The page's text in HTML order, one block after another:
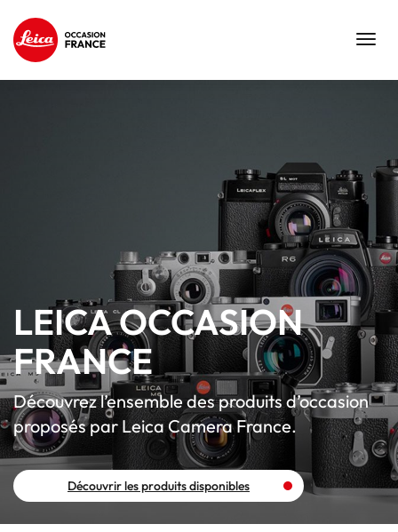
LEICA OCCASION
FRANCE
Découvrez l’ensemble des produits d’occasion
proposés par Leica Camera France.
Découvrir les produits disponibles